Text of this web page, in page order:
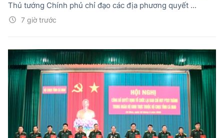
7 giờ trước
Thủ tướng Chính phủ chỉ đạo các địa phương quyết ...